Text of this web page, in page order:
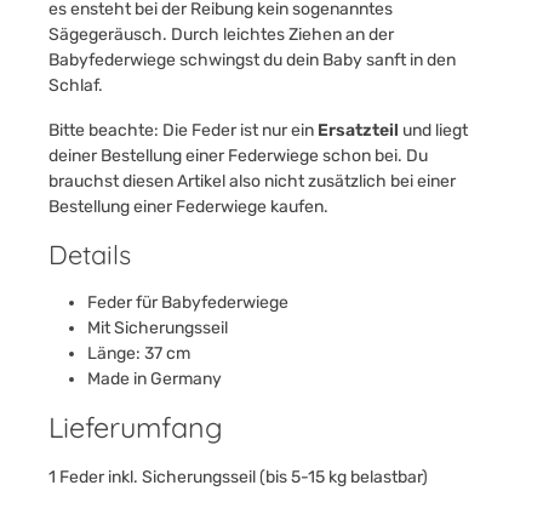
es ensteht bei der Reibung kein sogenanntes
Sägegeräusch. Durch leichtes Ziehen an der
Babyfederwiege schwingst du dein Baby sanft in den
Schlaf.
Bitte beachte: Die Feder ist nur ein Ersatzteil und liegt
deiner Bestellung einer Federwiege schon bei. Du
brauchst diesen Artikel also nicht zusätzlich bei einer
Bestellung einer Federwiege kaufen.
Details
Feder für Babyfederwiege
Mit Sicherungsseil
Länge: 37 cm
Made in Germany
Lieferumfang
1 Feder inkl. Sicherungsseil (bis 5-15 kg belastbar)